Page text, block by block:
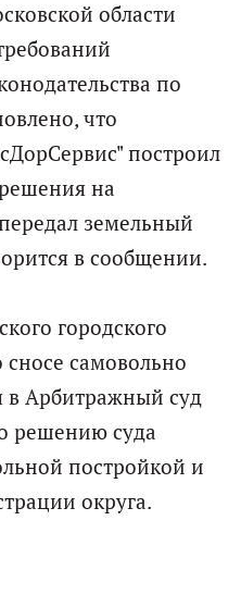
области
по
что
построил
на
земельный
в сообщении.
городского
сносе самовольно
в Арбитражный суд
решению суда
постройкой и
округа.